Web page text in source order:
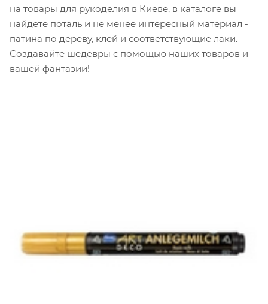
на товары для рукоделия в Киеве, в каталоге вы
найдете поталь и не менее интересный материал -
патина по дереву, клей и соответствующие лаки.
Создавайте шедевры с помощью наших товаров и
вашей фантазии!